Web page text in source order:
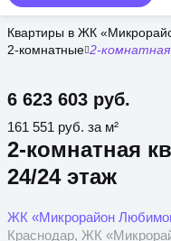
Квартиры в ЖК
2-комнатные 2-
2-комнатная
24/24 этаж
6 623 603 руб.
ЖК «Микрорайон
Краснодар, ЖК
161 551 руб. за м²